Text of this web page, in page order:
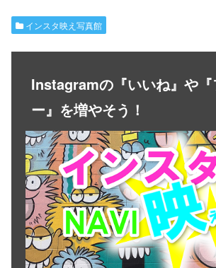
インスタ映え写真館
Instagramの『いいね』や『
ー』を増やそう！